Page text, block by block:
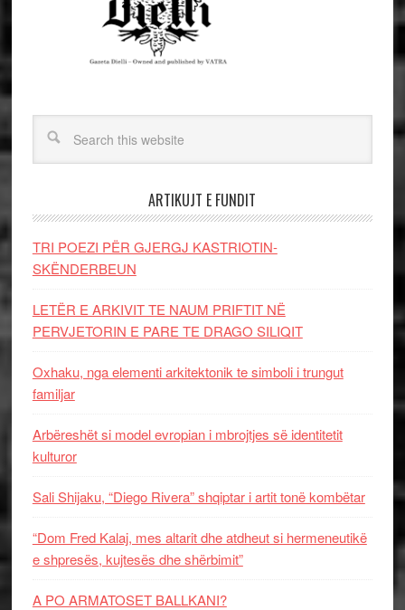
ARTIKUJT E FUNDIT
TRI POEZI PËR GJERGJ KASTRIOTIN-
SKËNDERBEUN
LETËR E ARKIVIT TE NAUM PRIFTIT NË
PERVJETORIN E PARE TE DRAGO SILIQIT
Oxhaku, nga elementi arkitektonik te simboli i trungut
familjar
Arbëreshët si model evropian i mbrojtjes së identitetit
kulturor
Sali Shijaku, “Diego Rivera” shqiptar i artit tonë kombëtar
“Dom Fred Kalaj, mes altarit dhe atdheut si hermeneutikë
e shpresës, kujtesës dhe shërbimit”
A PO ARMATOSET BALLKANI?